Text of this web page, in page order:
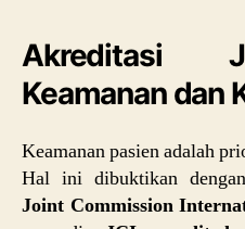
Akreditasi
Keamanan dan
Keamanan pasien adalah
Hal ini dibuktikan
Joint Commission